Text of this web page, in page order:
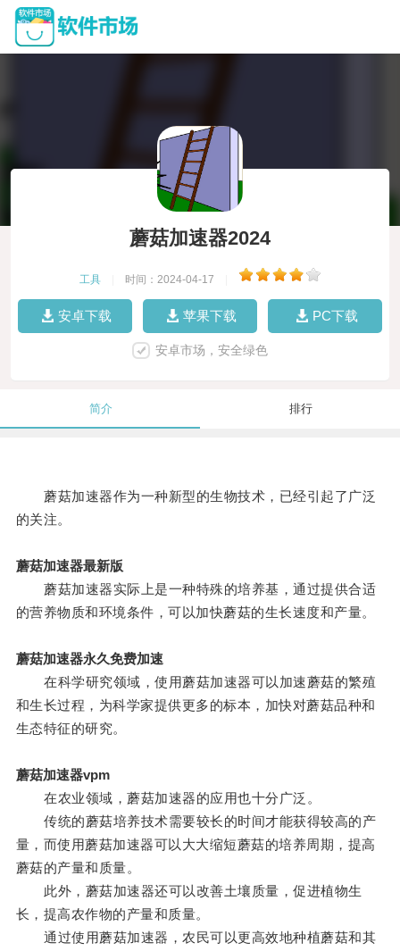
蘑菇加速器2024
工具 时间：2024-04-17
安卓下载 苹果下载 PC下载
安卓市场，安全绿色
简介 排行
蘑菇加速器作为一种新型的生物技术，已经引起了广泛
的关注。
蘑菇加速器最新版
蘑菇加速器实际上是一种特殊的培养基，通过提供合适
的营养物质和环境条件，可以加快蘑菇的生长速度和产量。
蘑菇加速器永久免费加速
在科学研究领域，使用蘑菇加速器可以加速蘑菇的繁殖
和生长过程，为科学家提供更多的标本，加快对蘑菇品种和
生态特征的研究。
蘑菇加速器vpm
在农业领域，蘑菇加速器的应用也十分广泛。
传统的蘑菇培养技术需要较长的时间才能获得较高的产
量，而使用蘑菇加速器可以大大缩短蘑菇的培养周期，提高
蘑菇的产量和质量。
此外，蘑菇加速器还可以改善土壤质量，促进植物生
长，提高农作物的产量和质量。
通过使用蘑菇加速器，农民可以更高效地种植蘑菇和其